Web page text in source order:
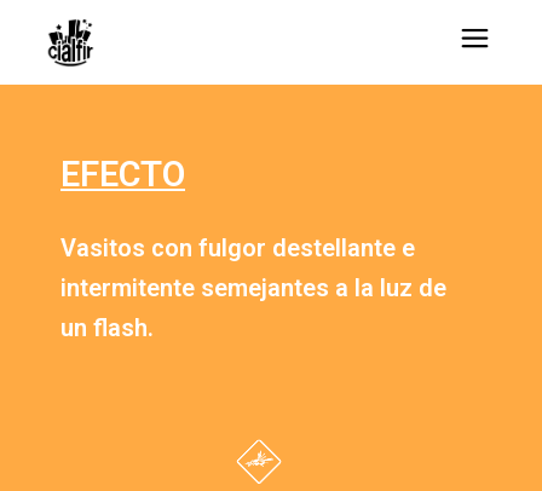
EFECTO
Vasitos con fulgor destellante e
intermitente semejantes a la luz de
un flash.